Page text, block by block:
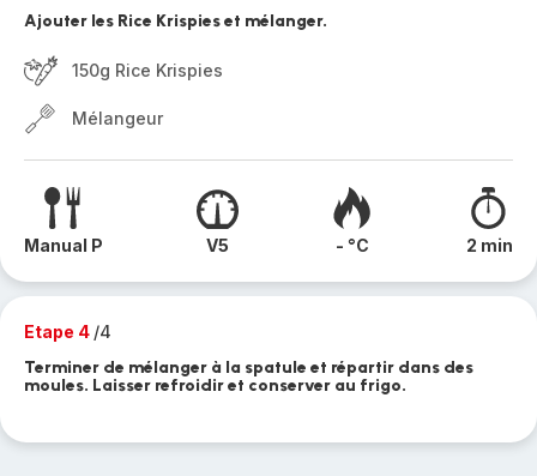
Ajouter les Rice Krispies et mélanger.
150g Rice Krispies
Mélangeur
Manual P V5 - °C 2 min
Etape 4 /4
Terminer de mélanger à la spatule et répartir dans des
moules. Laisser refroidir et conserver au frigo.